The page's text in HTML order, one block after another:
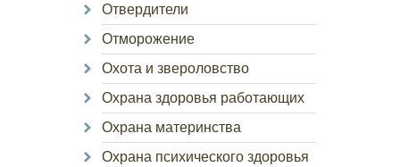
Отвердители
Отморожение
Охота и звероловство
Охрана здоровья работающих
Охрана материнства
Охрана психического здоровья